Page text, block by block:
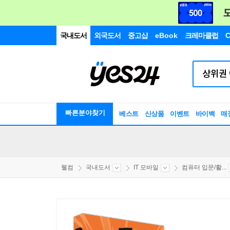
국내도서 외국도서 중고샵 eBook 크레마클럽
빠른분야찾기 베스트 신상품 이벤트 바이백 매
웰컴 국내도서 IT 모바일 컴퓨터 입문/활...